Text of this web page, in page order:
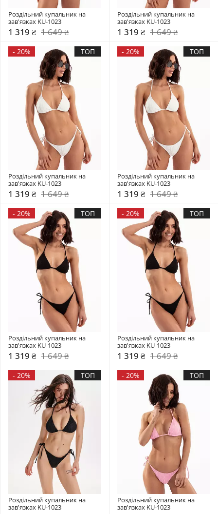
Роздільний купальник на
зав'язках KU-1023
1 319 ₴ 1 649 ₴
Роздільний купальник на
зав'язках KU-1023
1 319 ₴ 1 649 ₴
- 20% ТОП
Роздільний купальник на
зав'язках KU-1023
1 319 ₴ 1 649 ₴
- 20% ТОП
Роздільний купальник на
зав'язках KU-1023
1 319 ₴ 1 649 ₴
- 20% ТОП
Роздільний купальник на
зав'язках KU-1023
1 319 ₴ 1 649 ₴
- 20% ТОП
Роздільний купальник на
зав'язках KU-1023
1 319 ₴ 1 649 ₴
- 20% ТОП
Роздільний купальник на
зав'язках KU-1023
- 20% ТОП
Роздільний купальник на
зав'язках KU-1023